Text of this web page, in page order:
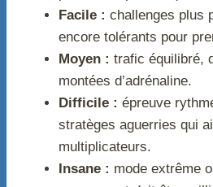
Facile : challenges plus
encore tolérants pour
Moyen : trafic équilibré,
montées d’adrénaline.
Difficile : épreuve
stratèges aguerries qui
multiplicateurs.
Insane : mode extrême